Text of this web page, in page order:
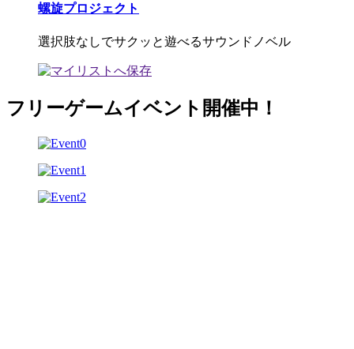
螺旋プロジェクト
選択肢なしでサクッと遊べるサウンドノベル
フリーゲームイベント開催中！